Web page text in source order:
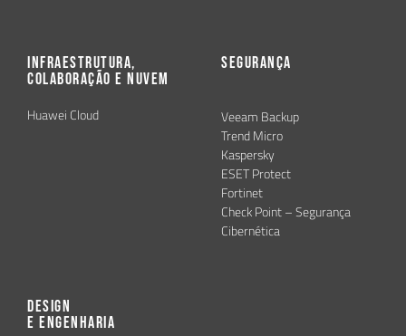
Infraestrutura,
Colaboração e Nuvem
Huawei Cloud
Segurança
Veeam Backup
Trend Micro
Kaspersky
ESET Protect
Fortinet
Check Point – Segurança
Cibernética
Design
e Engenharia